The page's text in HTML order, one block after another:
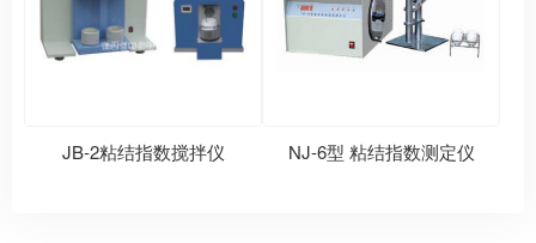
JB-2粘结指数搅拌仪 NJ-6型 粘结指数测定仪